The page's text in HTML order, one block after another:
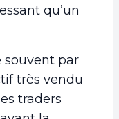
qu’un
souvent par
très vendu
traders